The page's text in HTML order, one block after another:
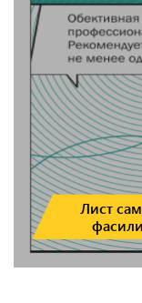
Бехтеревой.
фасилитации,
уровень
команды и
совещания.
Лист